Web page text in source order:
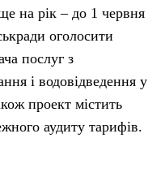
на рік – до 1 червня
оголосити
послуг з
і водовідведення у
проект містить
аудиту тарифів.